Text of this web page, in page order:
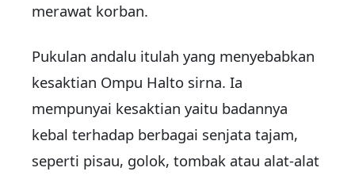
merawat korban.
Pukulan andalu itulah yang menyebabkan
kesaktian Ompu Halto sirna. Ia
mempunyai kesaktian yaitu badannya
kebal terhadap berbagai senjata tajam,
seperti pisau, golok, tombak atau alat-alat